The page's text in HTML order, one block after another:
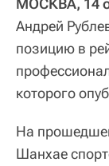
МОСКВА, 14
Андрей
позицию в
которого
На
Шанхае